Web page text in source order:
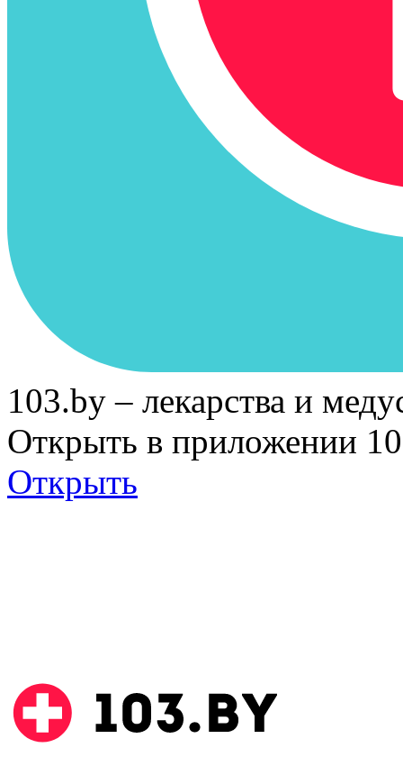
103.by – лекарства и
Открыть в приложении
Открыть